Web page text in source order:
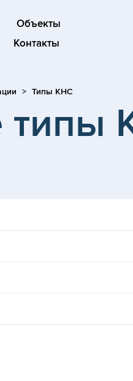
Объекты
Контакты
Типы КНС
типы